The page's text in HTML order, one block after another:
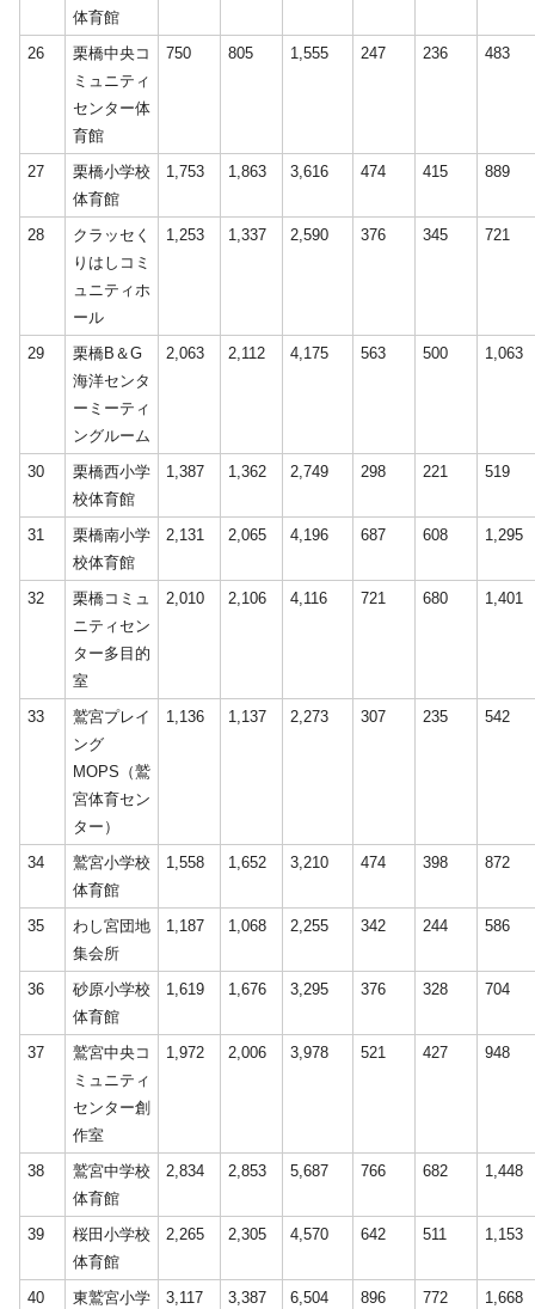
体育館
26
栗橋中央コ
ミュニティ
センター体
育館
750 805 1,555 247 236 483
27
栗橋小学校
体育館
1,753 1,863 3,616 474 415 889
28
クラッセく
りはしコミ
ュニティホ
ール
1,253 1,337 2,590 376 345 721
29
栗橋B＆G
海洋センタ
ーミーティ
ングルーム
2,063 2,112 4,175 563 500 1,063
30
栗橋西小学
校体育館
1,387 1,362 2,749 298 221 519
31
栗橋南小学
校体育館
2,131 2,065 4,196 687 608 1,295
32
栗橋コミュ
ニティセン
ター多目的
室
2,010 2,106 4,116 721 680 1,401
33
鷲宮プレイ
ング
MOPS（鷲
宮体育セン
ター）
1,136 1,137 2,273 307 235 542
34
鷲宮小学校
体育館
1,558 1,652 3,210 474 398 872
35
わし宮団地
集会所
1,187 1,068 2,255 342 244 586
36
砂原小学校
体育館
1,619 1,676 3,295 376 328 704
37
鷲宮中央コ
ミュニティ
センター創
作室
1,972 2,006 3,978 521 427 948
38
鷲宮中学校
体育館
2,834 2,853 5,687 766 682 1,448
39
桜田小学校
体育館
2,265 2,305 4,570 642 511 1,153
40 東鷲宮小学 3,117 3,387 6,504 896 772 1,668